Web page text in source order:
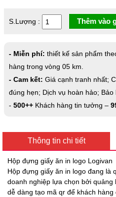
S.Lượng : Thêm vào
- Miễn phí: thiết kế sản phẩm
hàng trong vòng 05 km.
- Cam kết: Giá cạnh tranh nhất;
đúng hẹn; Dịch vụ hoàn hảo; Bảo
- 500++ Khách hàng tin tưởng –
Thông tin chi tiết
Hộp đựng giấy ăn in logo Logivan
Hộp đựng giấy ăn in logo đang là
doanh nghiệp lựa chọn bởi
dễ dàng tạo mã qr để khách